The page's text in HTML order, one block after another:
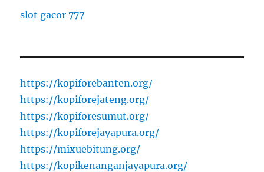
slot gacor 777
https://kopiforebanten.org/
https://kopiforejateng.org/
https://kopiforesumut.org/
https://kopiforejayapura.org/
https://mixuebitung.org/
https://kopikenanganjayapura.org/